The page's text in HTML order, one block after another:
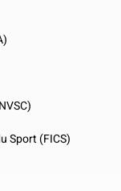
Sport (FICS)